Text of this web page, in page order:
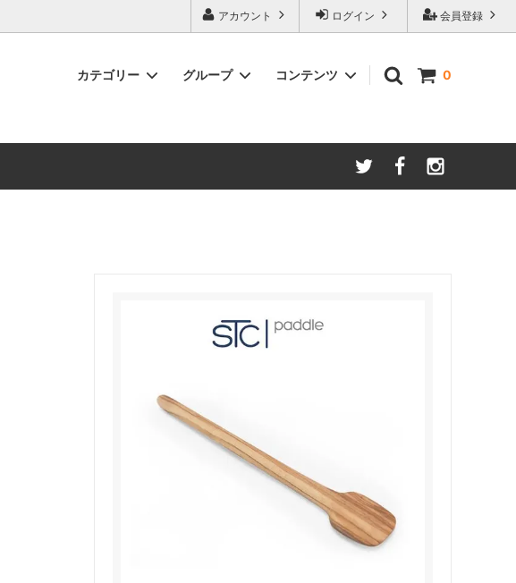
会員登録
ログイン
アカウント
0
カテゴリー
手動ミル
ケトル・ポット アイスコーヒー
ッソ 紅茶関連
ペーパーレスドリッパー
ウォーマー
ドリッパー＆サーバー（キントー）
グループ
オ Kalita/カリタ
コンテンツ